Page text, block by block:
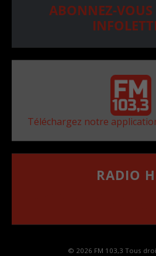
ABONNEZ-
Téléchargez notre
RADIO
© 2026 FM 103,3 Tous